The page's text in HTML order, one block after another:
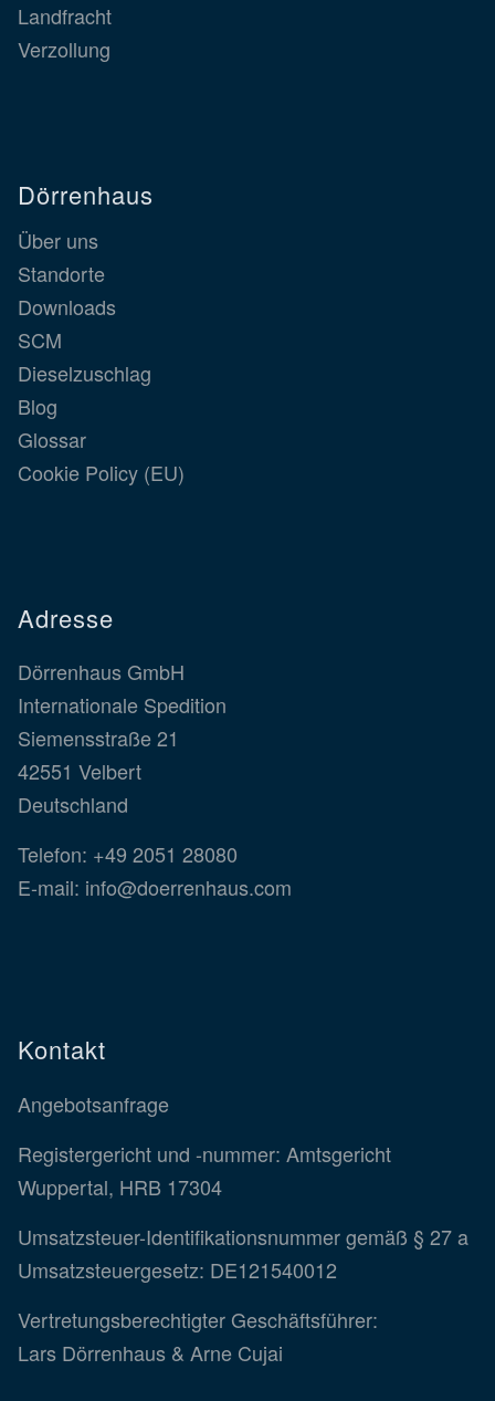
Landfracht
Verzollung
Dörrenhaus
Über uns
Standorte
Downloads
SCM
Dieselzuschlag
Blog
Glossar
Cookie Policy (EU)
Adresse
Dörrenhaus GmbH
Internationale Spedition
Siemensstraße 21
42551 Velbert
Deutschland
Telefon: +49 2051 28080
E-mail: info@doerrenhaus.com
Kontakt
Angebotsanfrage
Registergericht und -nummer: Amtsgericht
Wuppertal, HRB 17304
Umsatzsteuer-Identifikationsnummer gemäß § 27 a
Umsatzsteuergesetz: DE121540012
Vertretungsberechtigter Geschäftsführer:
Lars Dörrenhaus & Arne Cujai